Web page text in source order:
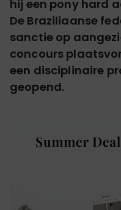
hij een pony hard
De Braziliaanse
sanctie op
concours
een disciplinaire
geopend.